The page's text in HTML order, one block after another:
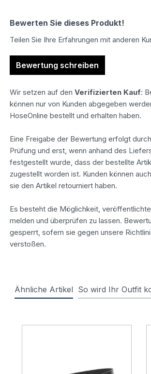
Bewerten Sie dieses Produkt!
Teilen Sie Ihre Erfahrungen mit anderen
Bewertung schreiben
Wir setzen auf den Verifizierten Kauf:
können nur von Kunden abgegeben
HoseOnline bestellt und erhalten haben.
Eine Freigabe der Bewertung erfolgt
Prüfung und erst, wenn anhand des
festgestellt wurde, dass der bestellte
zugestellt worden ist. Kunden können
sie den Artikel retourniert haben.
Es besteht die Möglichkeit,
melden und überprüfen zu lassen.
gesperrt, sofern sie gegen unsere
verstoßen.
Ähnliche Artikel So wird Ihr Outfit